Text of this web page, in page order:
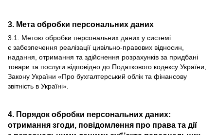
3. Мета обробки персональних даних
3.1. Метою обробки персональних даних у системі
є забезпечення реалізації цивільно-правових відносин,
надання, отримання та здійснення розрахунків за придбані
товари та послуги відповідно до Податкового кодексу України,
Закону України «Про бухгалтерський облік та фінансову
звітність в Україні».
4. Порядок обробки персональних даних:
отримання згоди, повідомлення про права та дії